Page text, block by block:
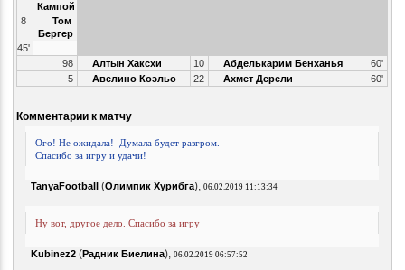
Кампой
8
Том
Бергер
45'
98
Алтын Хаксхи 10 Абделькарим Бенханья
60'
5
Авелино Коэльо 22 Ахмет Дерели 60'
Комментарии к матчу
Ого! Не ожидала! Думала будет разгром.
Спасибо за игру и удачи!
TanyaFootball (Олимпик Хурибга), 06.02.2019 11:13:34
Ну вот, другое дело. Спасибо за игру
Kubinez2(Радник Биелина), 06.02.2019 06:57:52